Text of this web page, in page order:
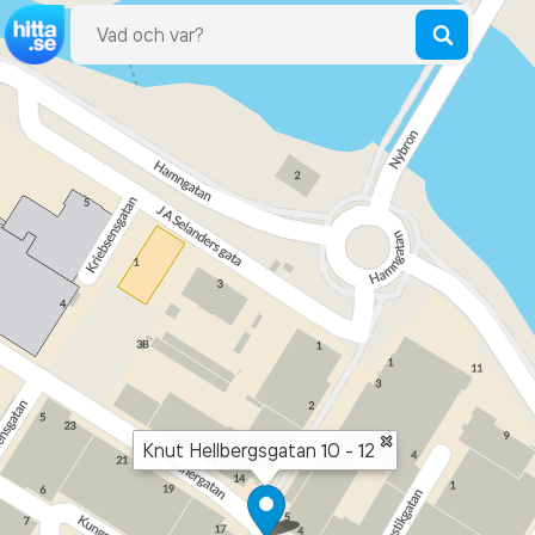
×
Knut Hellbergsgatan 10 - 12